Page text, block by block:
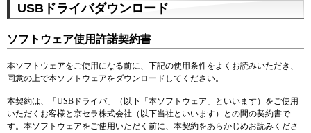
USBドライバダウンロード
ソフトウェア使用許諾契約書
本ソフトウェアをご使用になる前に、下記の使用条件をよくお読みいただき、
同意の上で本ソフトウェアをダウンロードしてください。
本契約は、「USBドライバ」（以下「本ソフトウェア」といいます）をご使用
いただくお客様と京セラ株式会社（以下当社といいます）との間の契約書で
す。本ソフトウェアをご使用いただく前に、本契約をあらかじめお読みくださ